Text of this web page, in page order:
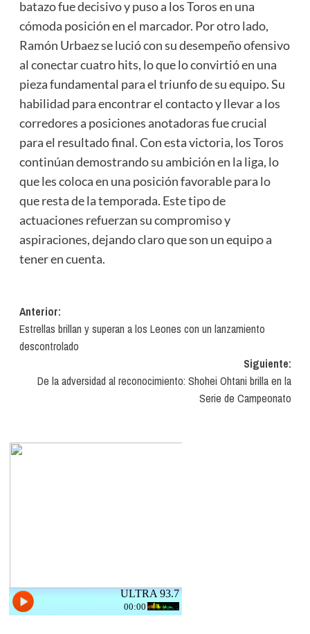
batazo fue decisivo y puso a los Toros en una
cómoda posición en el marcador. Por otro lado,
Ramón Urbaez se lució con su desempeño ofensivo
al conectar cuatro hits, lo que lo convirtió en una
pieza fundamental para el triunfo de su equipo. Su
habilidad para encontrar el contacto y llevar a los
corredores a posiciones anotadoras fue crucial
para el resultado final. Con esta victoria, los Toros
continúan demostrando su ambición en la liga, lo
que les coloca en una posición favorable para lo
que resta de la temporada. Este tipo de
actuaciones refuerzan su compromiso y
aspiraciones, dejando claro que son un equipo a
tener en cuenta.
Navegación
de
entradas
Anterior:
Estrellas brillan y superan a los Leones con un lanzamiento
descontrolado
Siguiente:
De la adversidad al reconocimiento: Shohei Ohtani brilla en la
Serie de Campeonato